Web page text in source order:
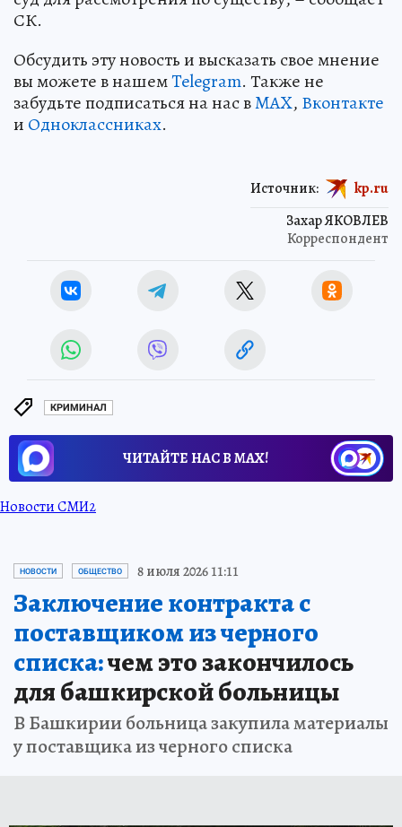
СК.
Обсудить эту новость и высказать свое мнение
вы можете в нашемTelegram. Также не
забудьте подписаться на нас вMAX, Вконтакте
и Одноклассниках.
Захар ЯКОВЛЕВ
Корреспондент
Источник: kp.ru
КРИМИНАЛ
ЧИТАЙТЕ НАС В МАХ!
Новости СМИ2
НОВОСТИ ОБЩЕСТВО 8 июля 2026 11:11
Заключение контракта с
поставщиком из черного
списка:чем это закончилось
для башкирской больницы
В Башкирии больница закупила материалы
у поставщика из черного списка